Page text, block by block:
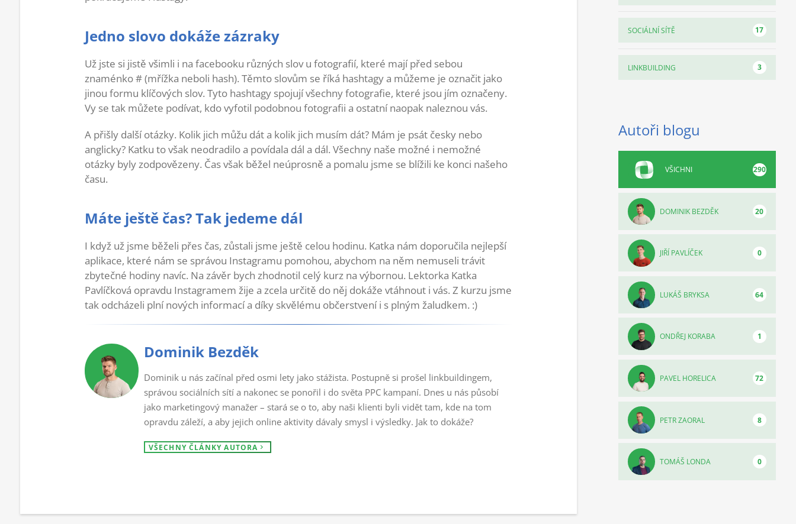
Jedno slovo dokáže zázraky
Už jste si jistě všimli i na facebooku různých slov u fotografií, které mají před sebou
znaménko # (mřížka neboli hash). Těmto slovům se říká hashtagy a můžeme je označit jako
jinou formu klíčových slov. Tyto hashtagy spojují všechny fotografie, které jsou jím označeny.
Vy se tak můžete podívat, kdo vyfotil podobnou fotografii a ostatní naopak naleznou vás.
A přišly další otázky. Kolik jich můžu dát a kolik jich musím dát? Mám je psát česky nebo
anglicky? Katku to však neodradilo a povídala dál a dál. Všechny naše možné i nemožné
otázky byly zodpovězeny. Čas však běžel neúprosně a pomalu jsme se blížili ke konci našeho
času.
Máte ještě čas? Tak jedeme dál
I když už jsme běželi přes čas, zůstali jsme ještě celou hodinu. Katka nám doporučila nejlepší
aplikace, které nám se správou Instagramu pomohou, abychom na něm nemuseli trávit
zbytečné hodiny navíc. Na závěr bych zhodnotil celý kurz na výbornou. Lektorka Katka
Pavlíčková opravdu Instagramem žije a zcela určitě do něj dokáže vtáhnout i vás. Z kurzu jsme
tak odcházeli plní nových informací a díky skvělému občerstvení i s plným žaludkem. :)
Dominik Bezděk
Dominik u nás začínal před osmi lety jako stážista. Postupně si prošel linkbuildingem,
správou sociálních sítí a nakonec se ponořil i do světa PPC kampaní. Dnes u nás působí
jako marketingový manažer – stará se o to, aby naši klienti byli vidět tam, kde na tom
opravdu záleží, a aby jejich online aktivity dávaly smysl i výsledky. Jak to dokáže?
VŠECHNY ČLÁNKY AUTORA
SOCIÁLNÍ SÍTĚ 17
LINKBUILDING 3
Autoři blogu
VŠICHNI 290
DOMINIK BEZDĚK 20
JIŘÍ PAVLÍČEK 0
LUKÁŠ BRYKSA 64
ONDŘEJ KORABA 1
PAVEL HORELICA 72
PETR ZAORAL 8
TOMÁŠ LONDA 0